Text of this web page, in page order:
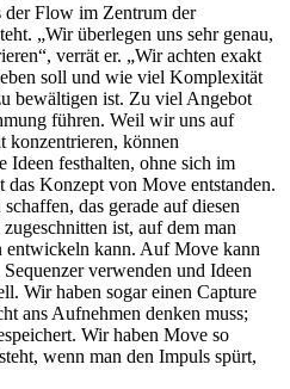
der Flow im Zentrum der
„Wir überlegen uns sehr genau,
verrät er. „Wir achten exakt
soll und wie viel Komplexität
bewältigen ist. Zu viel Angebot
führen. Weil wir uns auf
konzentrieren, können
festhalten, ohne sich im
Konzept von Move entstanden.
das gerade auf diesen
ist, auf dem man
entwickeln kann. Auf Move kann
verwenden und Ideen
Wir haben sogar einen Capture
ans Aufnehmen denken muss;
Wir haben Move so
wenn man den Impuls spürt,